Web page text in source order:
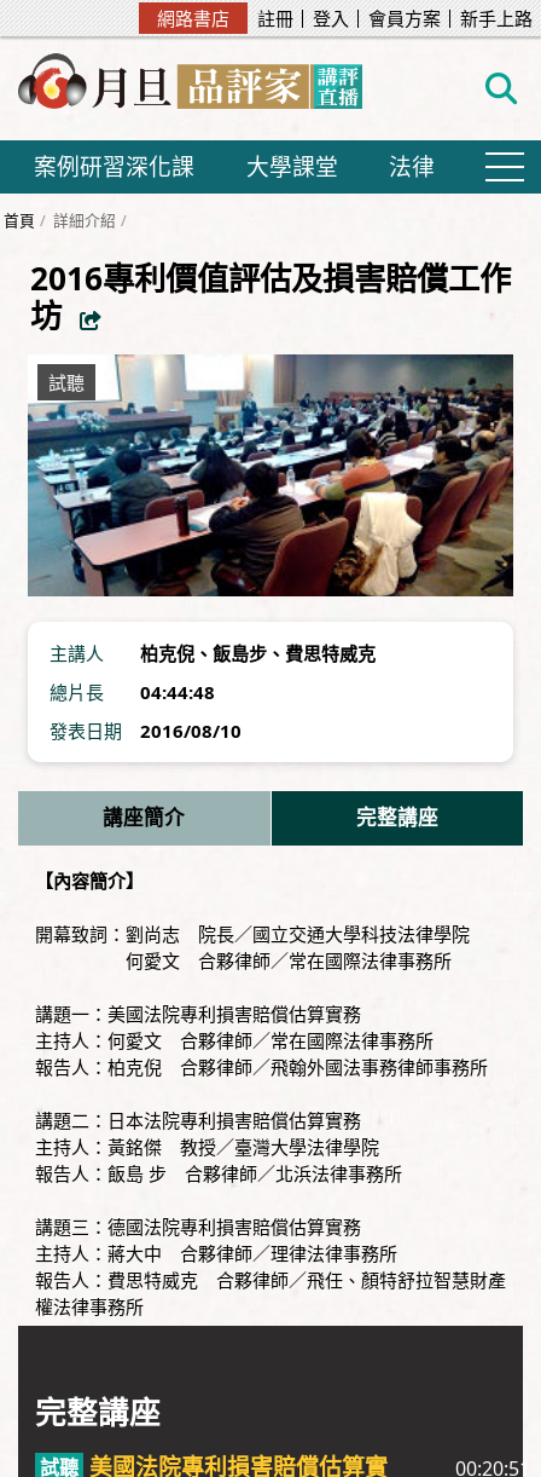
網路書店 註冊 登入 會員方案 新手上路
案例研習深化課 大學課堂 法律
首頁 詳細介紹
2016專利價值評估及損害賠償工作
坊
主講人 柏克倪 、 飯島步 、 費思特威克
總片長
04:44:48
發表日期
2016/08/10
講座簡介 完整講座
【內容簡介】
開幕致詞：劉尚志 院長／國立交通大學科技法律學院
何愛文 合夥律師／常在國際法律事務所
講題一：美國法院專利損害賠償估算實務
主持人：何愛文 合夥律師／常在國際法律事務所
報告人：柏克倪 合夥律師／飛翰外國法事務律師事務所
講題二：日本法院專利損害賠償估算實務
主持人：黃銘傑 教授／臺灣大學法律學院
報告人：飯島 步 合夥律師／北浜法律事務所
講題三：德國法院專利損害賠償估算實務
主持人：蔣大中 合夥律師／理律法律事務所
報告人：費思特威克 合夥律師／飛任、顏特舒拉智慧財產
權法律事務所
完整講座
美國法院專利損害賠償估算實
00:20:51